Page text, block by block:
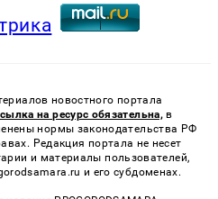
новостного портала
на ресурс обязательна, в
нормы законодательства РФ
Редакция портала не несет
и материалы пользователей,
и его субдоменах.